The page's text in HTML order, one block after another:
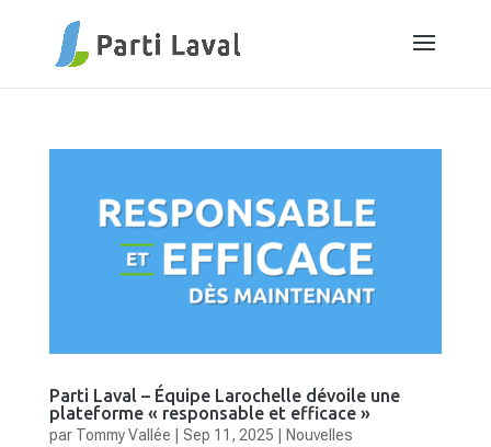
Parti Laval – Équipe Larochelle dévoile une
plateforme « responsable et efficace »
par Tommy Vallée Sep 11, 2025 Nouvelles